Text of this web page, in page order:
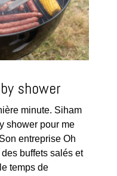
shower
minute. Siham
shower pour me
entreprise Oh
buffets salés et
temps de